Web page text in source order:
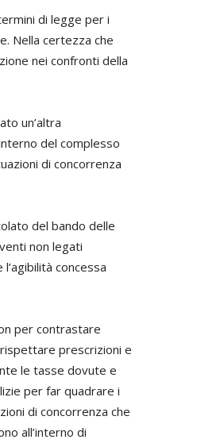
di legge per i
Nella certezza che
nei confronti della
un’altra
del complesso
di concorrenza
del bando delle
non legati
concessa
per contrastare
prescrizioni e
le tasse dovute e
per far quadrare i
di concorrenza che
all’interno di